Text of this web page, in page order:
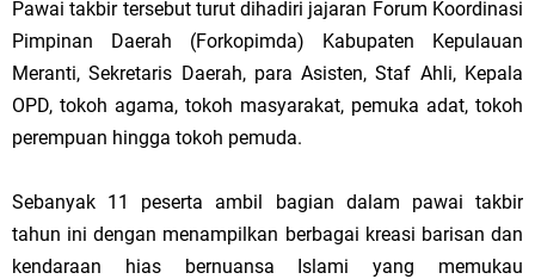
Pawai takbir tersebut turut dihadiri jajaran Forum Koordinasi
Pimpinan Daerah (Forkopimda) Kabupaten Kepulauan
Meranti, Sekretaris Daerah, para Asisten, Staf Ahli, Kepala
OPD, tokoh agama, tokoh masyarakat, pemuka adat, tokoh
perempuan hingga tokoh pemuda.
Sebanyak 11 peserta ambil bagian dalam pawai takbir
tahun ini dengan menampilkan berbagai kreasi barisan dan
kendaraan hias bernuansa Islami yang memukau